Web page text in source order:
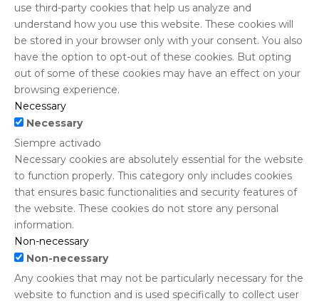
use third-party cookies that help us analyze and
understand how you use this website. These cookies will
be stored in your browser only with your consent. You also
have the option to opt-out of these cookies. But opting
out of some of these cookies may have an effect on your
browsing experience.
Necessary
Necessary
Siempre activado
Necessary cookies are absolutely essential for the website
to function properly. This category only includes cookies
that ensures basic functionalities and security features of
the website. These cookies do not store any personal
information.
Non-necessary
Non-necessary
Any cookies that may not be particularly necessary for the
website to function and is used specifically to collect user